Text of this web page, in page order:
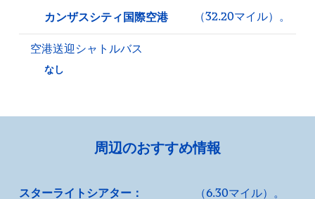
カンザスシティ国際空港 （32.20マイル）。
空港送迎シャトルバス
なし
周辺のおすすめ情報
スターライトシアター：
（6.30マイル）。